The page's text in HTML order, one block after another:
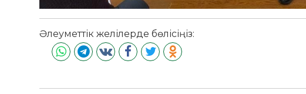
Әлеуметтік желілерде бөлісіңіз: